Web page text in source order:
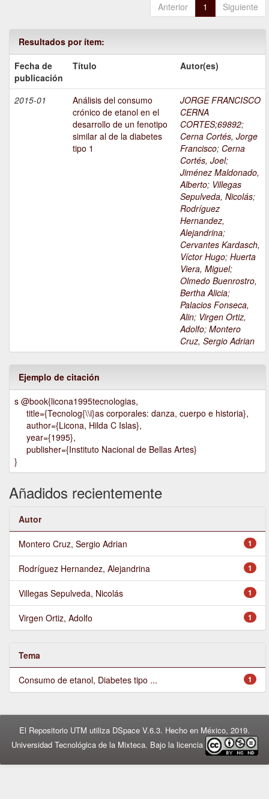
Anterior 1 Siguiente
Resultados por ítem:
Fecha de
publicación
Título Autor(es)
2015-01
Análisis del consumo
crónico de etanol en el
desarrollo de un fenotipo
similar al de la diabetes
tipo 1
JORGE FRANCISCO
CERNA
CORTES;69892;
Cerna Cortés, Jorge
Francisco; Cerna
Cortés, Joel;
Jiménez Maldonado,
Alberto; Villegas
Sepulveda, Nicolás;
Rodríguez
Hernandez,
Alejandrina;
Cervantes Kardasch,
Víctor Hugo; Huerta
Viera, Miguel;
Olmedo Buenrostro,
Bertha Alicia;
Palacios Fonseca,
Alin; Virgen Ortiz,
Adolfo; Montero
Cruz, Sergio Adrian
Ejemplo de citación
s @book{licona1995tecnologias,
title={Tecnolog{\\i}as corporales: danza, cuerpo e historia},
author={Licona, Hilda C Islas},
year={1995},
publisher={Instituto Nacional de Bellas Artes}
}
Añadidos recientemente
Autor
1
Montero Cruz, Sergio Adrian
1
Rodríguez Hernandez, Alejandrina
1
Villegas Sepulveda, Nicolás
1
Virgen Ortiz, Adolfo
Tema
1
Consumo de etanol, Diabetes tipo ...
El Repositorio UTM utiliza DSpace V.6.3. Hecho en México, 2019.
Universidad Tecnológica de la Mixteca. Bajo la licencia